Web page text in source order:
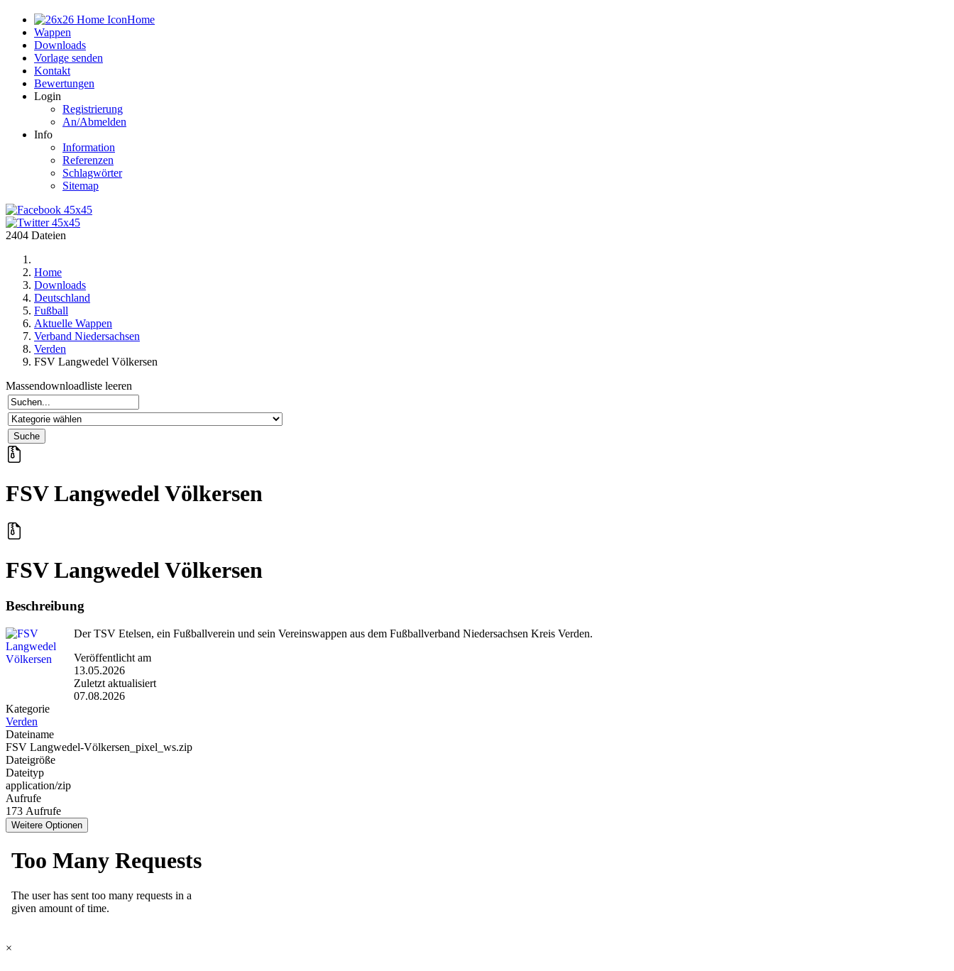
Home
Wappen
Downloads
Vorlage senden
Kontakt
Bewertungen
Login
Registrierung
An/Abmelden
Info
Information
Referenzen
Schlagwörter
Sitemap
2404 Dateien
Home
Downloads
Deutschland
Fußball
Aktuelle Wappen
Verband Niedersachsen
Verden
FSV Langwedel Völkersen
Massendownloadliste leeren
FSV Langwedel Völkersen
FSV Langwedel Völkersen
Beschreibung
Der TSV Etelsen, ein Fußballverein und sein Vereinswappen aus dem Fußballverband Niedersachsen Kreis Verden.
Veröffentlicht am
13.05.2026
Zuletzt aktualisiert
07.08.2026
Kategorie
Verden
Dateiname
FSV Langwedel-Völkersen_pixel_ws.zip
Dateigröße
Dateityp
application/zip
Aufrufe
173 Aufrufe
Weitere Optionen
×